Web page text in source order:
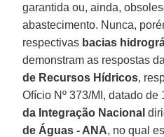
garantida ou, ainda,
abastecimento. Nunca,
respectivas bacias
demonstram as respostas
de Recursos Hídricos,
Ofício Nº 373/MI, datado de
da Integração Nacional
de Águas - ANA, no qual